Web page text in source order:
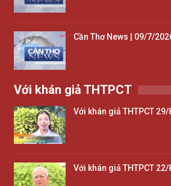
Cần Thơ News | 09/7/
Với khán giả THTPCT
Với khán giả THTPCT
Với khán giả THTPCT